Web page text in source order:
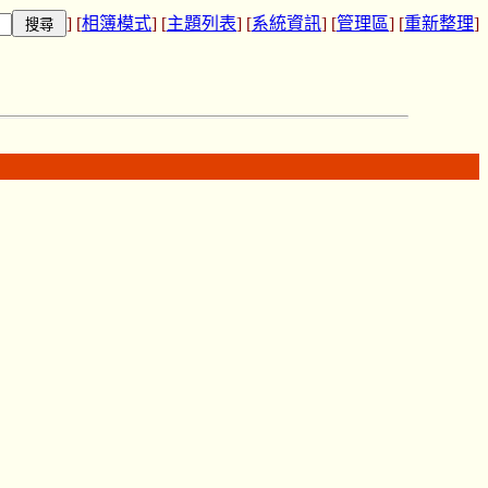
] [相簿模式] [主題列表] [系統資訊] [管理區] [重新整理]